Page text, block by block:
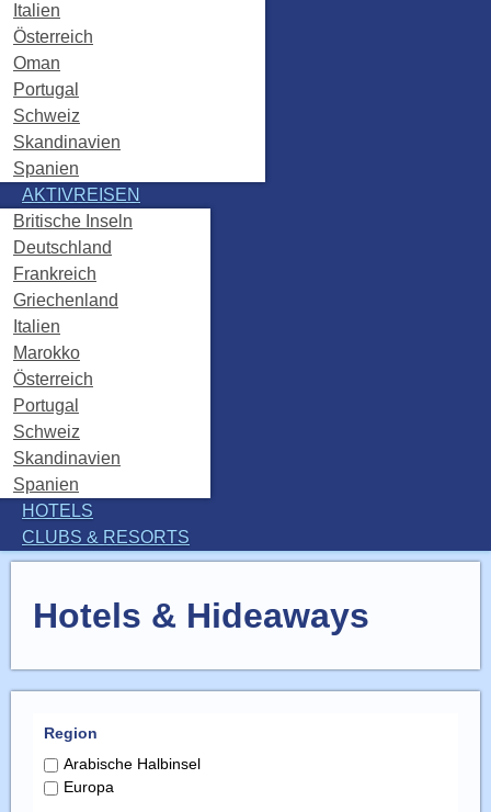
Italien
Österreich
Oman
Portugal
Schweiz
Skandinavien
Spanien
AKTIVREISEN
Britische Inseln
Deutschland
Frankreich
Griechenland
Italien
Marokko
Österreich
Portugal
Schweiz
Skandinavien
Spanien
HOTELS
CLUBS & RESORTS
Hotels & Hideaways
Region
Arabische Halbinsel
Europa